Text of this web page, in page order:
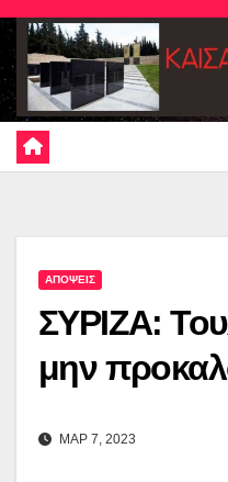
Skip
content
ΑΠΟΨΕΙΣ
ΣΥΡΙΖΑ:
μην
ΜΑΡ 7, 2023